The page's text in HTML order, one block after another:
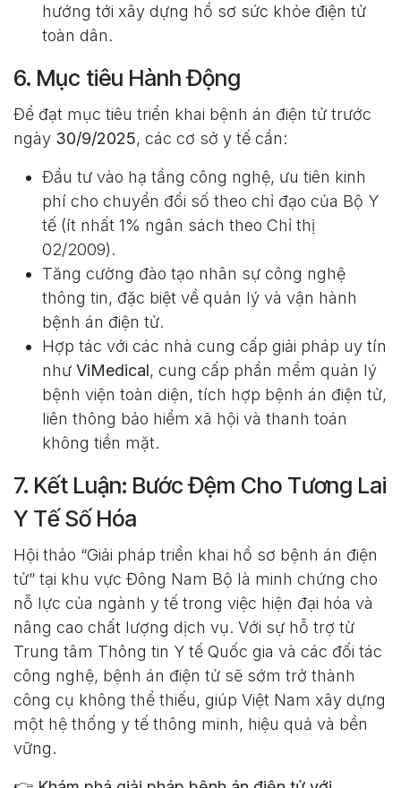
hướng tới xây dựng hồ sơ sức khỏe điện tử
toàn dân.
6. Mục tiêu Hành Động
Để đạt mục tiêu triển khai bệnh án điện tử trước
ngày 30/9/2025, các cơ sở y tế cần:
Đầu tư vào hạ tầng công nghệ, ưu tiên kinh
phí cho chuyển đổi số theo chỉ đạo của Bộ Y
tế (ít nhất 1% ngân sách theo Chỉ thị
02/2009).
Tăng cường đào tạo nhân sự công nghệ
thông tin, đặc biệt về quản lý và vận hành
bệnh án điện tử.
Hợp tác với các nhà cung cấp giải pháp uy tín
như ViMedical, cung cấp phần mềm quản lý
bệnh viện toàn diện, tích hợp bệnh án điện tử,
liên thông bảo hiểm xã hội và thanh toán
không tiền mặt.
7. Kết Luận: Bước Đệm Cho Tương Lai
Y Tế Số Hóa
Hội thảo “Giải pháp triển khai hồ sơ bệnh án điện
tử” tại khu vực Đông Nam Bộ là minh chứng cho
nỗ lực của ngành y tế trong việc hiện đại hóa và
nâng cao chất lượng dịch vụ. Với sự hỗ trợ từ
Trung tâm Thông tin Y tế Quốc gia và các đối tác
công nghệ, bệnh án điện tử sẽ sớm trở thành
công cụ không thể thiếu, giúp Việt Nam xây dựng
một hệ thống y tế thông minh, hiệu quả và bền
vững.